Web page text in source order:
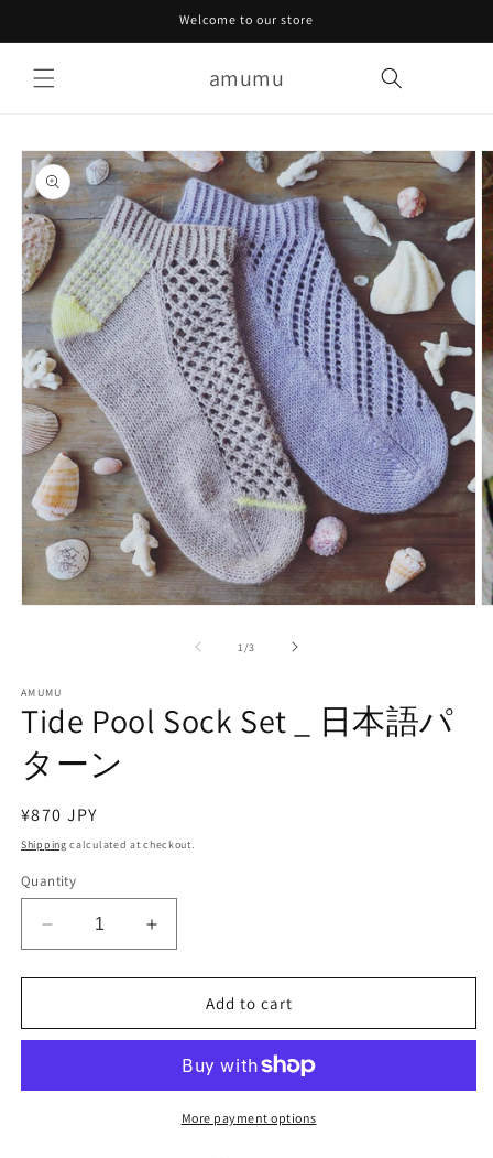
Welcome to our store
amumu
Skip to
product
information
1 /of
3
AMUMU
Tide Pool Sock Set _ 日本語パ
ターン
Regular
price
¥870 JPY
Shipping calculated at checkout.
Quantity
Decrease
quantity
for
Pool
_
Increase
quantity
for
Pool
_
Add to cart
More payment options